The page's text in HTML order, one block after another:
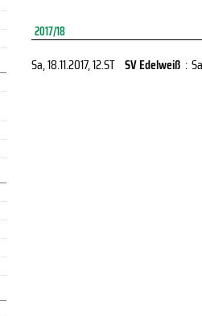
2017/18
Sa, 18.11.2017, 12.ST SV Edelweiß :